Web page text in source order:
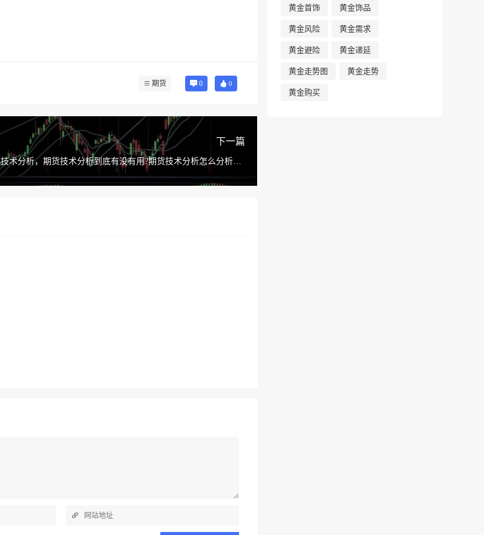
期货 0 0
下一篇
技术分析，期货技术分析到底有没有用?期货技术分析怎么分析的?
黄金首饰 黄金饰品
黄金风险 黄金需求
黄金避险 黄金递延
黄金走势图 黄金走势
黄金购买